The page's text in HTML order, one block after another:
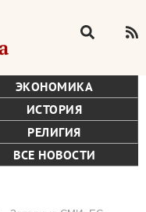
ЭКОНОМИКА
ИСТОРИЯ
РЕЛИГИЯ
ВСЕ НОВОСТИ